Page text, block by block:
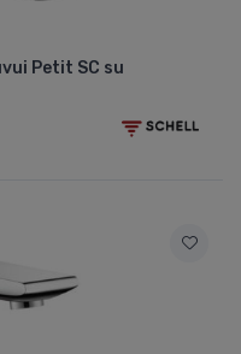
Petit SC su